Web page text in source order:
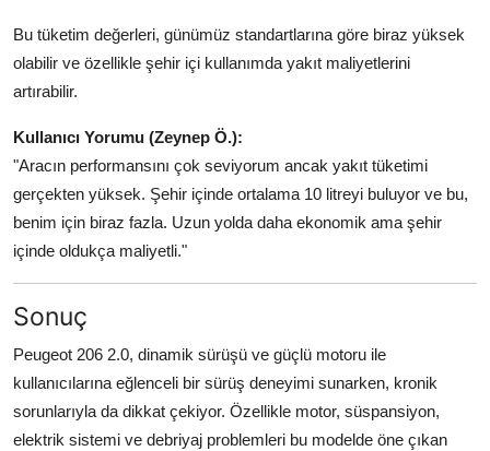
Bu tüketim değerleri, günümüz standartlarına göre biraz yüksek
olabilir ve özellikle şehir içi kullanımda yakıt maliyetlerini
artırabilir.
Kullanıcı Yorumu (Zeynep Ö.):
"Aracın performansını çok seviyorum ancak yakıt tüketimi
gerçekten yüksek. Şehir içinde ortalama 10 litreyi buluyor ve bu,
benim için biraz fazla. Uzun yolda daha ekonomik ama şehir
içinde oldukça maliyetli."
Sonuç
Peugeot 206 2.0, dinamik sürüşü ve güçlü motoru ile
kullanıcılarına eğlenceli bir sürüş deneyimi sunarken, kronik
sorunlarıyla da dikkat çekiyor. Özellikle motor, süspansiyon,
elektrik sistemi ve debriyaj problemleri bu modelde öne çıkan